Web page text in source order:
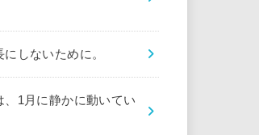
しないために。
、1月に静かに動いてい